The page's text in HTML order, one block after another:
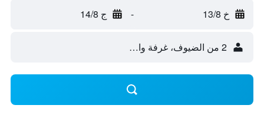
خ 13/8 - ج 14/8
2 من الضيوف، غرفة واحدة